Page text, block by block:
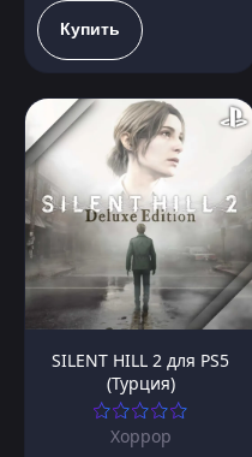
Купить
SILENT HILL 2 для PS5
(Турция)
Хоррор